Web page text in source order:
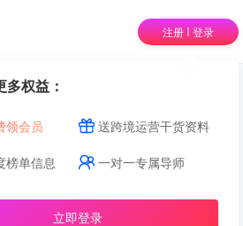
注册 | 登录
权益：
领会员 送跨境运营干货资料
榜单信息 一对一专属导师
立即登录